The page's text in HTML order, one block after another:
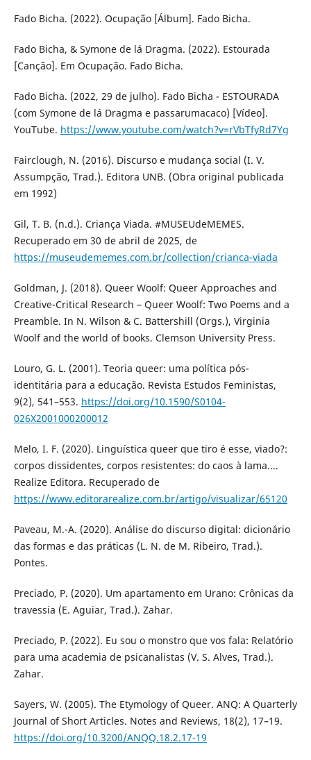
Fado Bicha. (2022). Ocupação [Álbum]. Fado Bicha.
Fado Bicha, & Symone de lá Dragma. (2022). Estourada
[Canção]. Em Ocupação. Fado Bicha.
Fado Bicha. (2022, 29 de julho). Fado Bicha - ESTOURADA
(com Symone de lá Dragma e passarumacaco) [Vídeo].
YouTube. https://www.youtube.com/watch?v=rVbTfyRd7Yg
Fairclough, N. (2016). Discurso e mudança social (I. V.
Assumpção, Trad.). Editora UNB. (Obra original publicada
em 1992)
Gil, T. B. (n.d.). Criança Viada. #MUSEUdeMEMES.
Recuperado em 30 de abril de 2025, de
https://museudememes.com.br/collection/crianca-viada
Goldman, J. (2018). Queer Woolf: Queer Approaches and
Creative-Critical Research – Queer Woolf: Two Poems and a
Preamble. In N. Wilson & C. Battershill (Orgs.), Virginia
Woolf and the world of books. Clemson University Press.
Louro, G. L. (2001). Teoria queer: uma política pós-
identitária para a educação. Revista Estudos Feministas,
9(2), 541–553. https://doi.org/10.1590/S0104-
026X2001000200012
Melo, I. F. (2020). Linguística queer que tiro é esse, viado?:
corpos dissidentes, corpos resistentes: do caos à lama....
Realize Editora. Recuperado de
https://www.editorarealize.com.br/artigo/visualizar/65120
Paveau, M.-A. (2020). Análise do discurso digital: dicionário
das formas e das práticas (L. N. de M. Ribeiro, Trad.).
Pontes.
Preciado, P. (2020). Um apartamento em Urano: Crônicas da
travessia (E. Aguiar, Trad.). Zahar.
Preciado, P. (2022). Eu sou o monstro que vos fala: Relatório
para uma academia de psicanalistas (V. S. Alves, Trad.).
Zahar.
Sayers, W. (2005). The Etymology of Queer. ANQ: A Quarterly
Journal of Short Articles. Notes and Reviews, 18(2), 17–19.
https://doi.org/10.3200/ANQQ.18.2.17-19